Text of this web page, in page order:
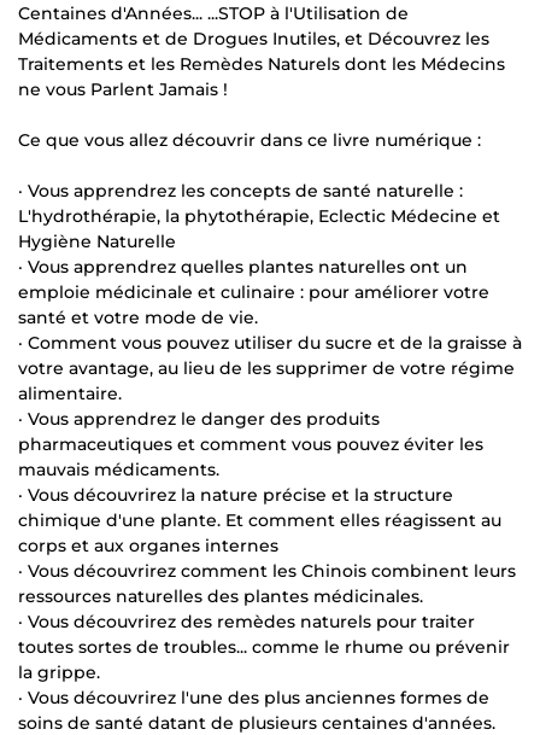
Centaines d'Années... ...STOP à l'Utilisation de
Médicaments et de Drogues Inutiles, et Découvrez les
Traitements et les Remèdes Naturels dont les Médecins
ne vous Parlent Jamais !
Ce que vous allez découvrir dans ce livre numérique :
· Vous apprendrez les concepts de santé naturelle :
L'hydrothérapie, la phytothérapie, Eclectic Médecine et
Hygiène Naturelle
· Vous apprendrez quelles plantes naturelles ont un
emploie médicinale et culinaire : pour améliorer votre
santé et votre mode de vie.
· Comment vous pouvez utiliser du sucre et de la graisse à
votre avantage, au lieu de les supprimer de votre régime
alimentaire.
· Vous apprendrez le danger des produits
pharmaceutiques et comment vous pouvez éviter les
mauvais médicaments.
· Vous découvrirez la nature précise et la structure
chimique d'une plante. Et comment elles réagissent au
corps et aux organes internes
· Vous découvrirez comment les Chinois combinent leurs
ressources naturelles des plantes médicinales.
· Vous découvrirez des remèdes naturels pour traiter
toutes sortes de troubles... comme le rhume ou prévenir
la grippe.
· Vous découvrirez l'une des plus anciennes formes de
soins de santé datant de plusieurs centaines d'années.